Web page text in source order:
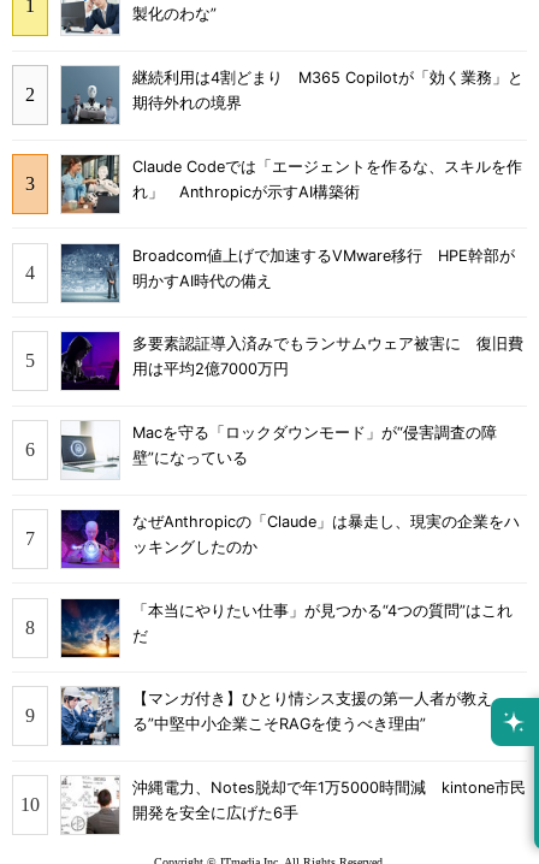
製化のわな”
継続利用は4割どまり M365 Copilotが「効く業務」と
期待外れの境界
Claude Codeでは「エージェントを作るな、スキルを作
れ」 Anthropicが示すAI構築術
Broadcom値上げで加速するVMware移行 HPE幹部が
明かすAI時代の備え
多要素認証導入済みでもランサムウェア被害に 復旧費
用は平均2億7000万円
Macを守る「ロックダウンモード」が“侵害調査の障
壁”になっている
なぜAnthropicの「Claude」は暴走し、現実の企業をハ
ッキングしたのか
「本当にやりたい仕事」が見つかる“4つの質問”はこれ
だ
【マンガ付き】ひとり情シス支援の第一人者が教え
る”中堅中小企業こそRAGを使うべき理由”
沖縄電力、Notes脱却で年1万5000時間減 kintone市民
開発を安全に広げた6手